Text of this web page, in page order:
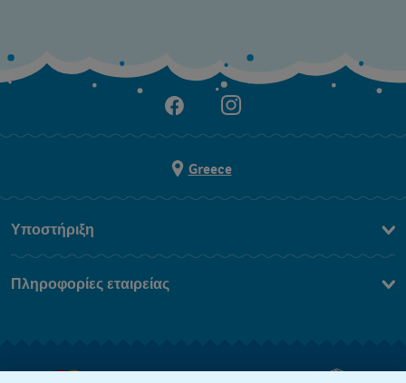
Greece
Υποστήριξη
Συχνές ερωτήσεις
Πληροφορίες εταιρείας